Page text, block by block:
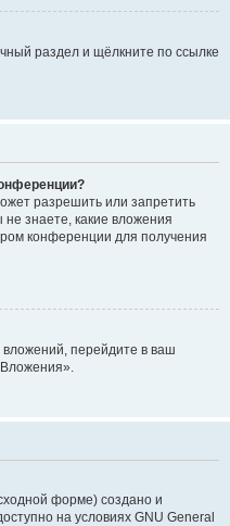
раздел и щёлкните по ссылке
разрешить или запретить
знаете, какие вложения
конференции для получения
перейдите в ваш
форме) создано и
на условиях GNU General